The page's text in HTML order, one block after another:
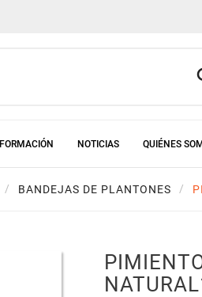
FORMACIÓN NOTICIAS QUIÉNES
BANDEJAS DE PLANTONES